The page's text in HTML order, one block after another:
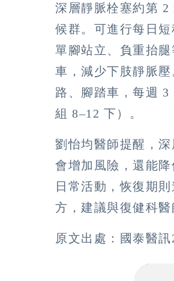
深層靜脈栓塞約第 2
候群。可進行每日
單腳站立、負重抬
車，減少下肢靜脈
路、腳踏車，每週
組 8–12 下）。
劉怡均醫師提醒，
會增加風險，還能
日常活動，恢復期
方，建議與復健科醫
原文出處：國泰醫訊